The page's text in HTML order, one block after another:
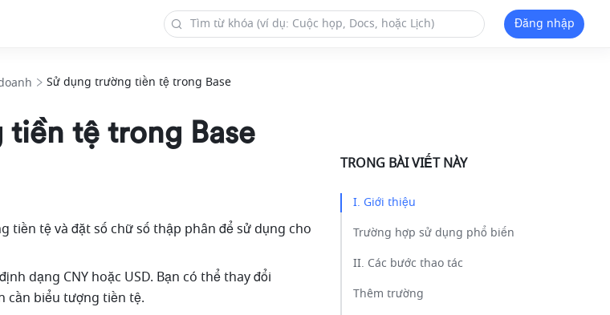
Đăng nhập
Sử dụng trường tiền tệ trong Base
tệ trong Base
tiền tệ và đặt số chữ số thập phân để sử dụng cho
dạng CNY hoặc USD. Bạn có thể thay đổi
cần biểu tượng tiền tệ.
TRONG BÀI VIẾT NÀY
I. Giới thiệu​
Trường hợp sử dụng phổ biến​
II. Các bước thao tác​
Thêm trường​